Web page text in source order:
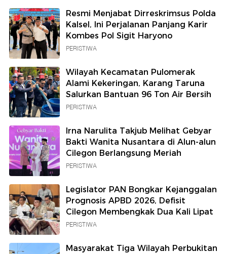
Resmi Menjabat Dirreskrimsus Polda
Kalsel, Ini Perjalanan Panjang Karir
Kombes Pol Sigit Haryono
PERISTIWA
Wilayah Kecamatan Pulomerak
Alami Kekeringan, Karang Taruna
Salurkan Bantuan 96 Ton Air Bersih
PERISTIWA
Irna Narulita Takjub Melihat Gebyar
Bakti Wanita Nusantara di Alun-alun
Cilegon Berlangsung Meriah
PERISTIWA
Legislator PAN Bongkar Kejanggalan
Prognosis APBD 2026, Defisit
Cilegon Membengkak Dua Kali Lipat
PERISTIWA
Masyarakat Tiga Wilayah Perbukitan